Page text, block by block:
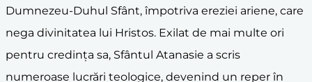
Dumnezeu-Duhul Sfânt, împotriva ereziei ariene, care
nega divinitatea lui Hristos. Exilat de mai multe ori
pentru credința sa, Sfântul Atanasie a scris
numeroase lucrări teologice, devenind un reper în